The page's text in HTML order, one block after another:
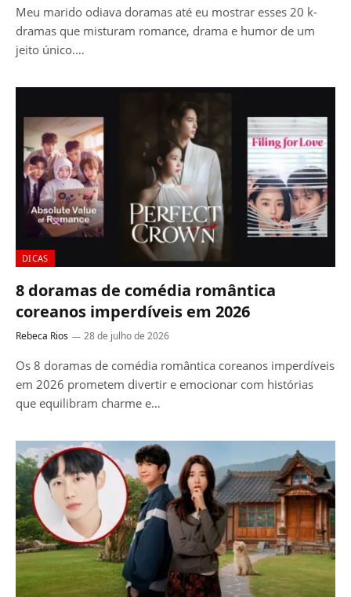
Meu marido odiava doramas até eu mostrar esses 20 k-
dramas que misturam romance, drama e humor de um
jeito único.…
DICAS
8 doramas de comédia romântica
coreanos imperdíveis em 2026
Rebeca Rios 28 de julho de 2026
Os 8 doramas de comédia romântica coreanos imperdíveis
em 2026 prometem divertir e emocionar com histórias
que equilibram charme e…